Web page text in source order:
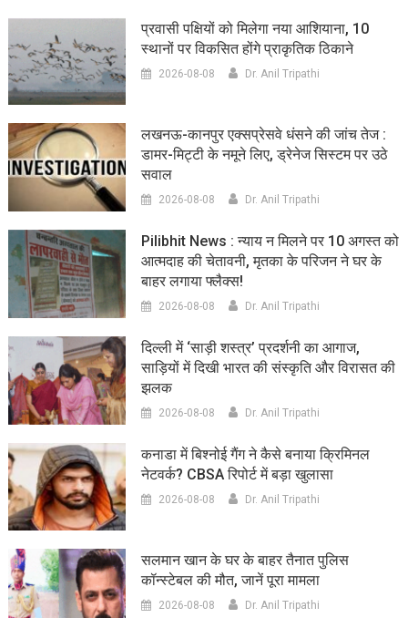
प्रवासी पक्षियों को मिलेगा नया आशियाना, 10
स्थानों पर विकसित होंगे प्राकृतिक ठिकाने
2026-08-08 Dr. Anil Tripathi
लखनऊ-कानपुर एक्सप्रेसवे धंसने की जांच तेज :
डामर-मिट्टी के नमूने लिए, ड्रेनेज सिस्टम पर उठे
सवाल
2026-08-08 Dr. Anil Tripathi
Pilibhit News : न्याय न मिलने पर 10 अगस्त को
आत्मदाह की चेतावनी, मृतका के परिजन ने घर के
बाहर लगाया फ्लैक्स!
2026-08-08 Dr. Anil Tripathi
दिल्ली में ‘साड़ी शस्त्र’ प्रदर्शनी का आगाज,
साड़ियों में दिखी भारत की संस्कृति और विरासत की
झलक
2026-08-08 Dr. Anil Tripathi
कनाडा में बिश्नोई गैंग ने कैसे बनाया क्रिमिनल
नेटवर्क? CBSA रिपोर्ट में बड़ा खुलासा
2026-08-08 Dr. Anil Tripathi
सलमान खान के घर के बाहर तैनात पुलिस
कॉन्स्टेबल की मौत, जानें पूरा मामला
2026-08-08 Dr. Anil Tripathi